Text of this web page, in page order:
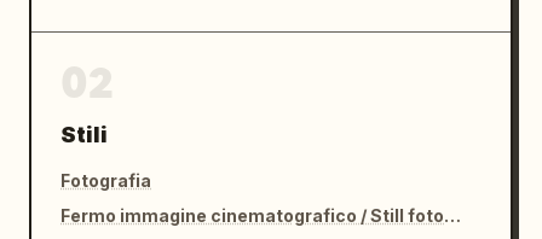
Stili
Fotografia
Fermo immagine cinematografico / Still fotografico